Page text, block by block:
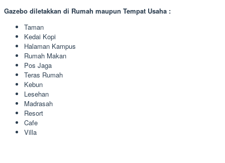
Gazebo diletakkan di Rumah maupun Tempat Usaha :
Taman
Kedai Kopi
Halaman Kampus
Rumah Makan
Pos Jaga
Teras Rumah
Kebun
Lesehan
Madrasah
Resort
Cafe
Villa